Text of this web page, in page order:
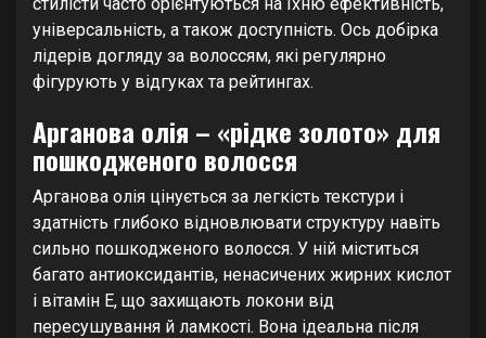
універсальність, а також доступність. Ось добірка
лідерів догляду за волоссям, які регулярно
фігурують у відгуках та рейтингах.
Арганова олія – «рідке золото» для
пошкодженого волосся
Арганова олія цінується за легкість текстури і
здатність глибоко відновлювати структуру навіть
сильно пошкодженого волосся. У ній міститься
багато антиоксидантів, ненасичених жирних кислот
і вітамін E, що захищають локони від
пересушування й ламкості. Вона ідеальна після